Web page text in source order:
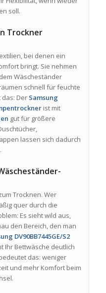
soll.
Trockner
bei denen ein
bringt. Sie nehmen
Wäscheständer
schnell für feuchte
das: Der Samsung
ist mit
gut für größere
lassen sich dadurch
Trocknen. Wer
quer durch die
Es sieht wild aus,
den Bereich, den man
DV90BB7445GE/S2
Ihr Bettwäsche deutlich
das: weniger
und mehr Komfort beim